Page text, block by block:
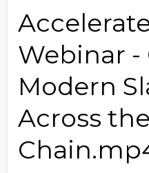
Webinar
Modern
Across